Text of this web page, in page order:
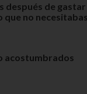
después de gastar
que no
acostumbrados